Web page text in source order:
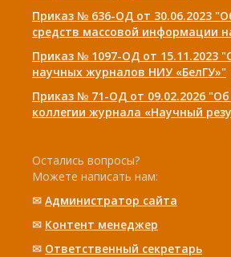
Приказ № 636-ОД от 30.06.2023
средств массовой информации
Приказ № 1097-ОД от 15.11.2023
научных журналов НИУ «БелГУ»"
Приказ № 71-ОД от 09.02.2026
коллегии журнала «Научный
Остались вопросы?
Можете написать нам:
✉ Администратор сайта
✉ Контент менеджер
✉ Ответственный cекретарь